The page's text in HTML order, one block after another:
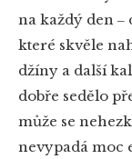
na každý den
které skvěle
džíny a další
dobře sedělo
může se
nevypadá moc